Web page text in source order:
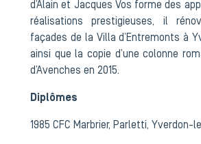
d’Alain et Jacques Vos forme des
réalisations prestigieuses, il
façades de la Villa d’Entremonts à
ainsi que la copie d’une colonne
d’Avenches en 2015.
Diplômes
1985 CFC Marbrier, Parletti, Yverdon-